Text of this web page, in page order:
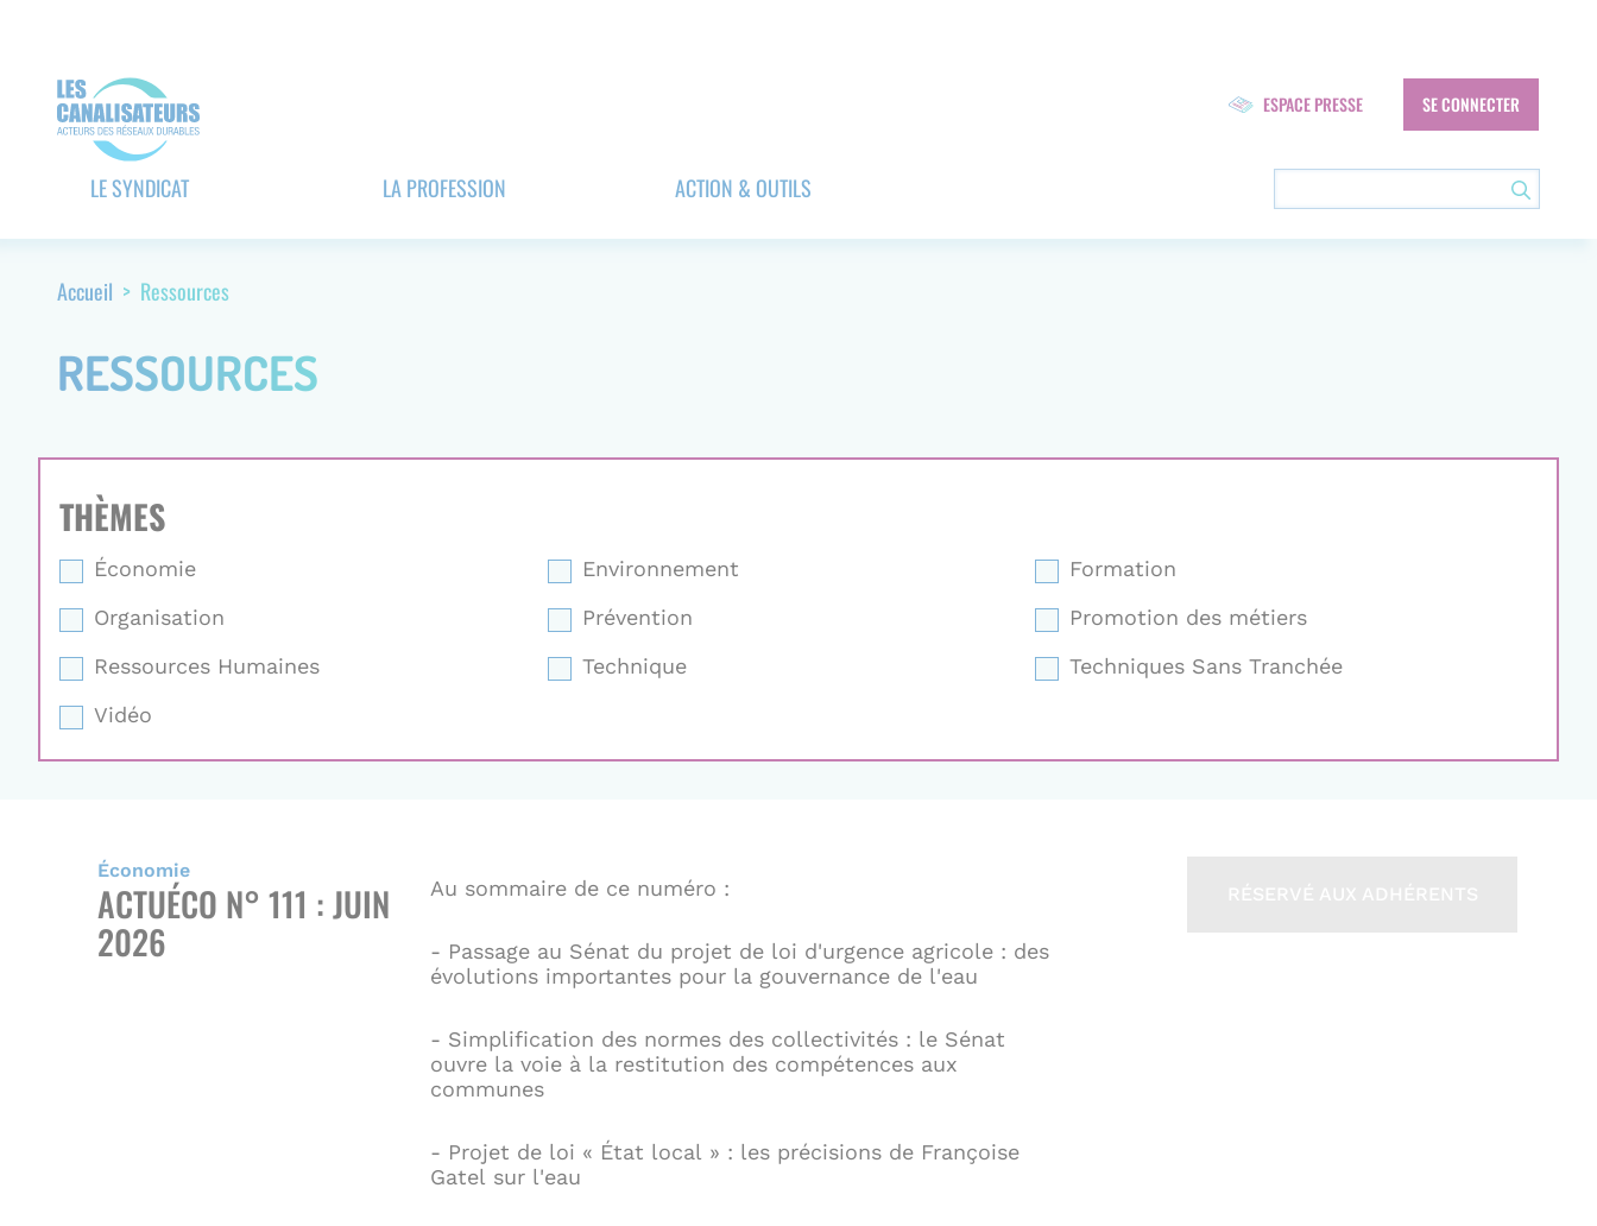
principal
Navigation
secondaire
ESPACE PRESSE SE CONNECTER
Navigation
principale
(header)
LE SYNDICAT LA PROFESSION ACTION & OUTILS
Fil
Accueil Ressources
RESSOURCES
THÈMES
Économie Environnement
Formation
Organisation
Prévention
Promotion des métiers
Ressources Humaines
Technique
Techniques Sans Tranchée
Vidéo
Économie
ACTUÉCO N° 111 : JUIN
2026
Au sommaire de ce numéro :
- Passage au Sénat du projet de loi d'urgence agricole : des
évolutions importantes pour la gouvernance de l'eau
- Simplification des normes des collectivités : le Sénat
ouvre la voie à la restitution des compétences aux
communes
- Projet de loi « État local » : les précisions de Françoise
Gatel sur l'eau